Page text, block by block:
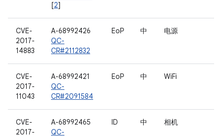
[2]
CVE-
2017-
14883
A-68992426
QC-
CR#2112832
EoP 中 电源
CVE-
2017-
11043
A-68992421
QC-
CR#2091584
EoP 中 WiFi
CVE-
2017-
A-68992465
QC-
ID 中 相机